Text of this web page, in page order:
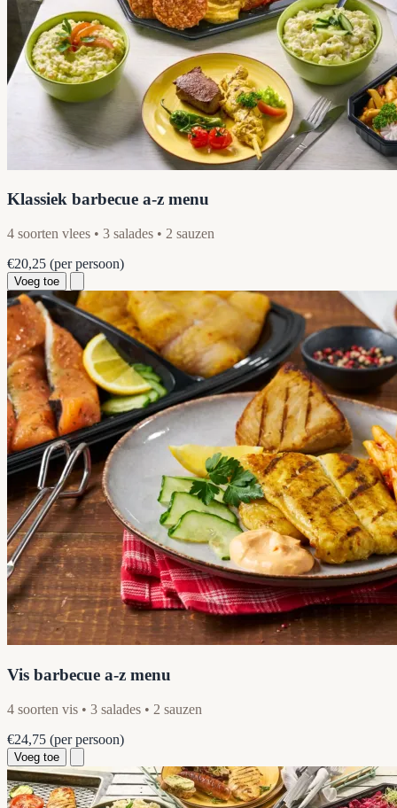
Klassiek barbecue a-z menu
4 soorten vlees • 3 salades • 2 sauzen
€20,25 (per persoon)
Voeg toe
Vis barbecue a-z menu
4 soorten vis • 3 salades • 2 sauzen
€24,75 (per persoon)
Voeg toe